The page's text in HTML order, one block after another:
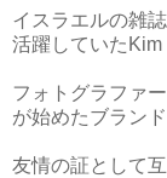
イスラエルの雑
活躍していたKim
フォトグラファ
が始めたブランド
友情の証として